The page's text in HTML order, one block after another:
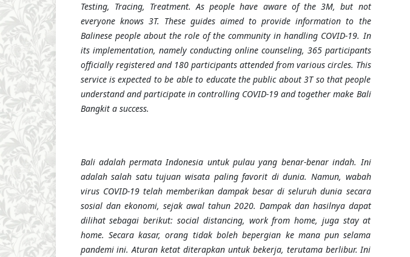
Testing, Tracing, Treatment. As people have aware of the 3M, but not
everyone knows 3T. These guides aimed to provide information to the
Balinese people about the role of the community in handling COVID-19. In
its implementation, namely conducting online counseling, 365 participants
officially registered and 180 participants attended from various circles. This
service is expected to be able to educate the public about 3T so that people
understand and participate in controlling COVID-19 and together make Bali
Bangkit a success.
Bali adalah permata Indonesia untuk pulau yang benar-benar indah. Ini
adalah salah satu tujuan wisata paling favorit di dunia. Namun, wabah
virus COVID-19 telah memberikan dampak besar di seluruh dunia secara
sosial dan ekonomi, sejak awal tahun 2020. Dampak dan hasilnya dapat
dilihat sebagai berikut: social distancing, work from home, juga stay at
home. Secara kasar, orang tidak boleh bepergian ke mana pun selama
pandemi ini. Aturan ketat diterapkan untuk bekerja, terutama berlibur. Ini